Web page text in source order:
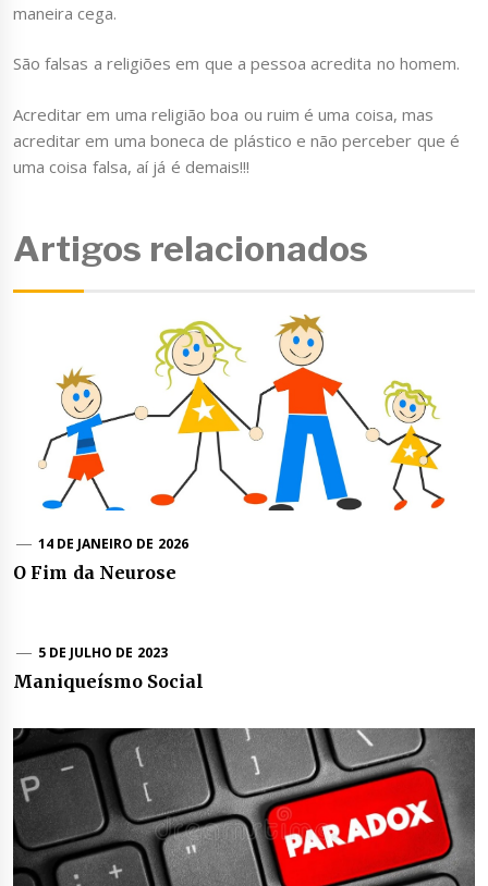
maneira cega.
São falsas a religiões em que a pessoa acredita no homem.
Acreditar em uma religião boa ou ruim é uma coisa, mas
acreditar em uma boneca de plástico e não perceber que é
uma coisa falsa, aí já é demais!!!
Artigos relacionados
14 DE JANEIRO DE 2026
O Fim da Neurose
5 DE JULHO DE 2023
Maniqueísmo Social